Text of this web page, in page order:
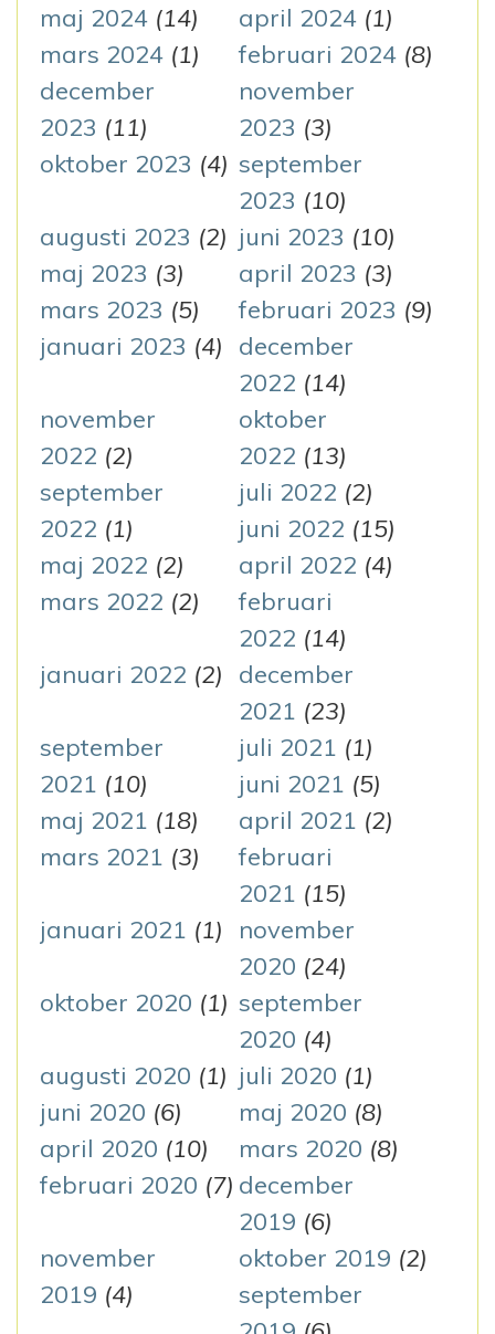
maj 2024 (14) april 2024 (1)
mars 2024 (1) februari 2024 (8)
december
2023 (11)
november
2023 (3)
oktober 2023 (4) september
2023 (10)
augusti 2023 (2) juni 2023 (10)
maj 2023 (3) april 2023 (3)
mars 2023 (5) februari 2023 (9)
januari 2023 (4)
december
2022 (14)
november
2022 (2)
oktober
2022 (13)
september
2022 (1)
juli 2022 (2)
juni 2022 (15)
maj 2022 (2) april 2022 (4)
mars 2022 (2)
februari
2022 (14)
januari 2022 (2)
december
2021 (23)
september
2021 (10)
juli 2021 (1)
juni 2021 (5)
maj 2021 (18) april 2021 (2)
mars 2021 (3)
februari
2021 (15)
januari 2021 (1)
november
2020 (24)
oktober 2020 (1) september
2020 (4)
augusti 2020 (1) juli 2020 (1)
juni 2020 (6) maj 2020 (8)
april 2020 (10) mars 2020 (8)
februari 2020 (7) december
2019 (6)
november
2019 (4)
oktober 2019 (2)
september